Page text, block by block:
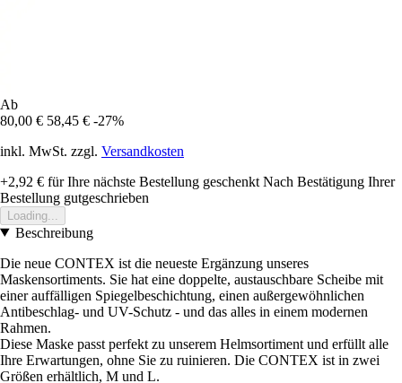
Ab
80,00 € 58,45 € -27%
inkl. MwSt. zzgl. Versandkosten
+2,92 € für Ihre nächste Bestellung geschenkt Nach Bestätigung Ihrer
Bestellung gutgeschrieben
Loading...
Beschreibung
Die neue CONTEX ist die neueste Ergänzung unseres
Maskensortiments. Sie hat eine doppelte, austauschbare Scheibe mit
einer auffälligen Spiegelbeschichtung, einen außergewöhnlichen
Antibeschlag- und UV-Schutz - und das alles in einem modernen
Rahmen.
Diese Maske passt perfekt zu unserem Helmsortiment und erfüllt alle
Ihre Erwartungen, ohne Sie zu ruinieren. Die CONTEX ist in zwei
Größen erhältlich, M und L.